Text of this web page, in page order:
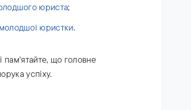
юриста;
молодшої юристки.
пам'ятайте, що головне
успіху.